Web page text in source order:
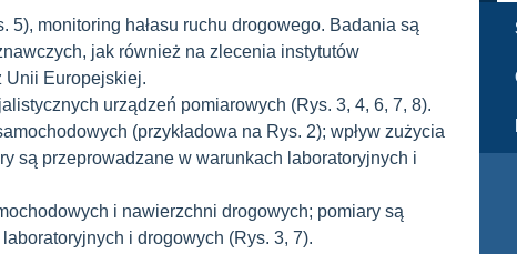
5), monitoring hałasu ruchu drogowego. Badania są
jak również na zlecenia instytutów
Unii Europejskiej.
urządzeń pomiarowych (Rys. 3, 4, 6, 7, 8).
(przykładowa na Rys. 2); wpływ zużycia
są przeprowadzane w warunkach laboratoryjnych i
i nawierzchni drogowych; pomiary są
i drogowych (Rys. 3, 7).